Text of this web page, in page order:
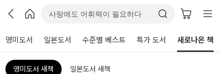
영미도서 일본도서 수준별 베스트 특가 도서 새로나온 책
영미도서 새책 일본도서 새책